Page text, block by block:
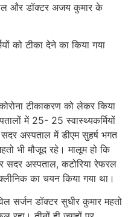
और डॉक्टर अजय कुमार के
को टीका देने का किया गया
टीकाकरण को लेकर किया
में 25- 25 स्वास्थ्यकर्मियों
सदर अस्पताल में डीएम सुहर्ष भगत
भी मौजूद रहे। मालूम हो कि
सदर अस्पताल, कटोरिया रेफरल
का चयन किया गया था।
सर्जन डॉक्टर सुधीर कुमार महतो